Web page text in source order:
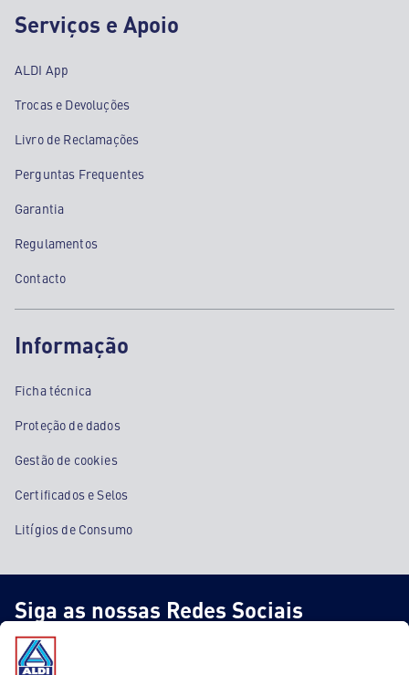
Serviços e Apoio
ALDI App
Trocas e Devoluções
Livro de Reclamações
Perguntas Frequentes
Garantia
Regulamentos
Contacto
Informação
Ficha técnica
Proteção de dados
Gestão de cookies
Certificados e Selos
Litígios de Consumo
Siga as nossas Redes Sociais